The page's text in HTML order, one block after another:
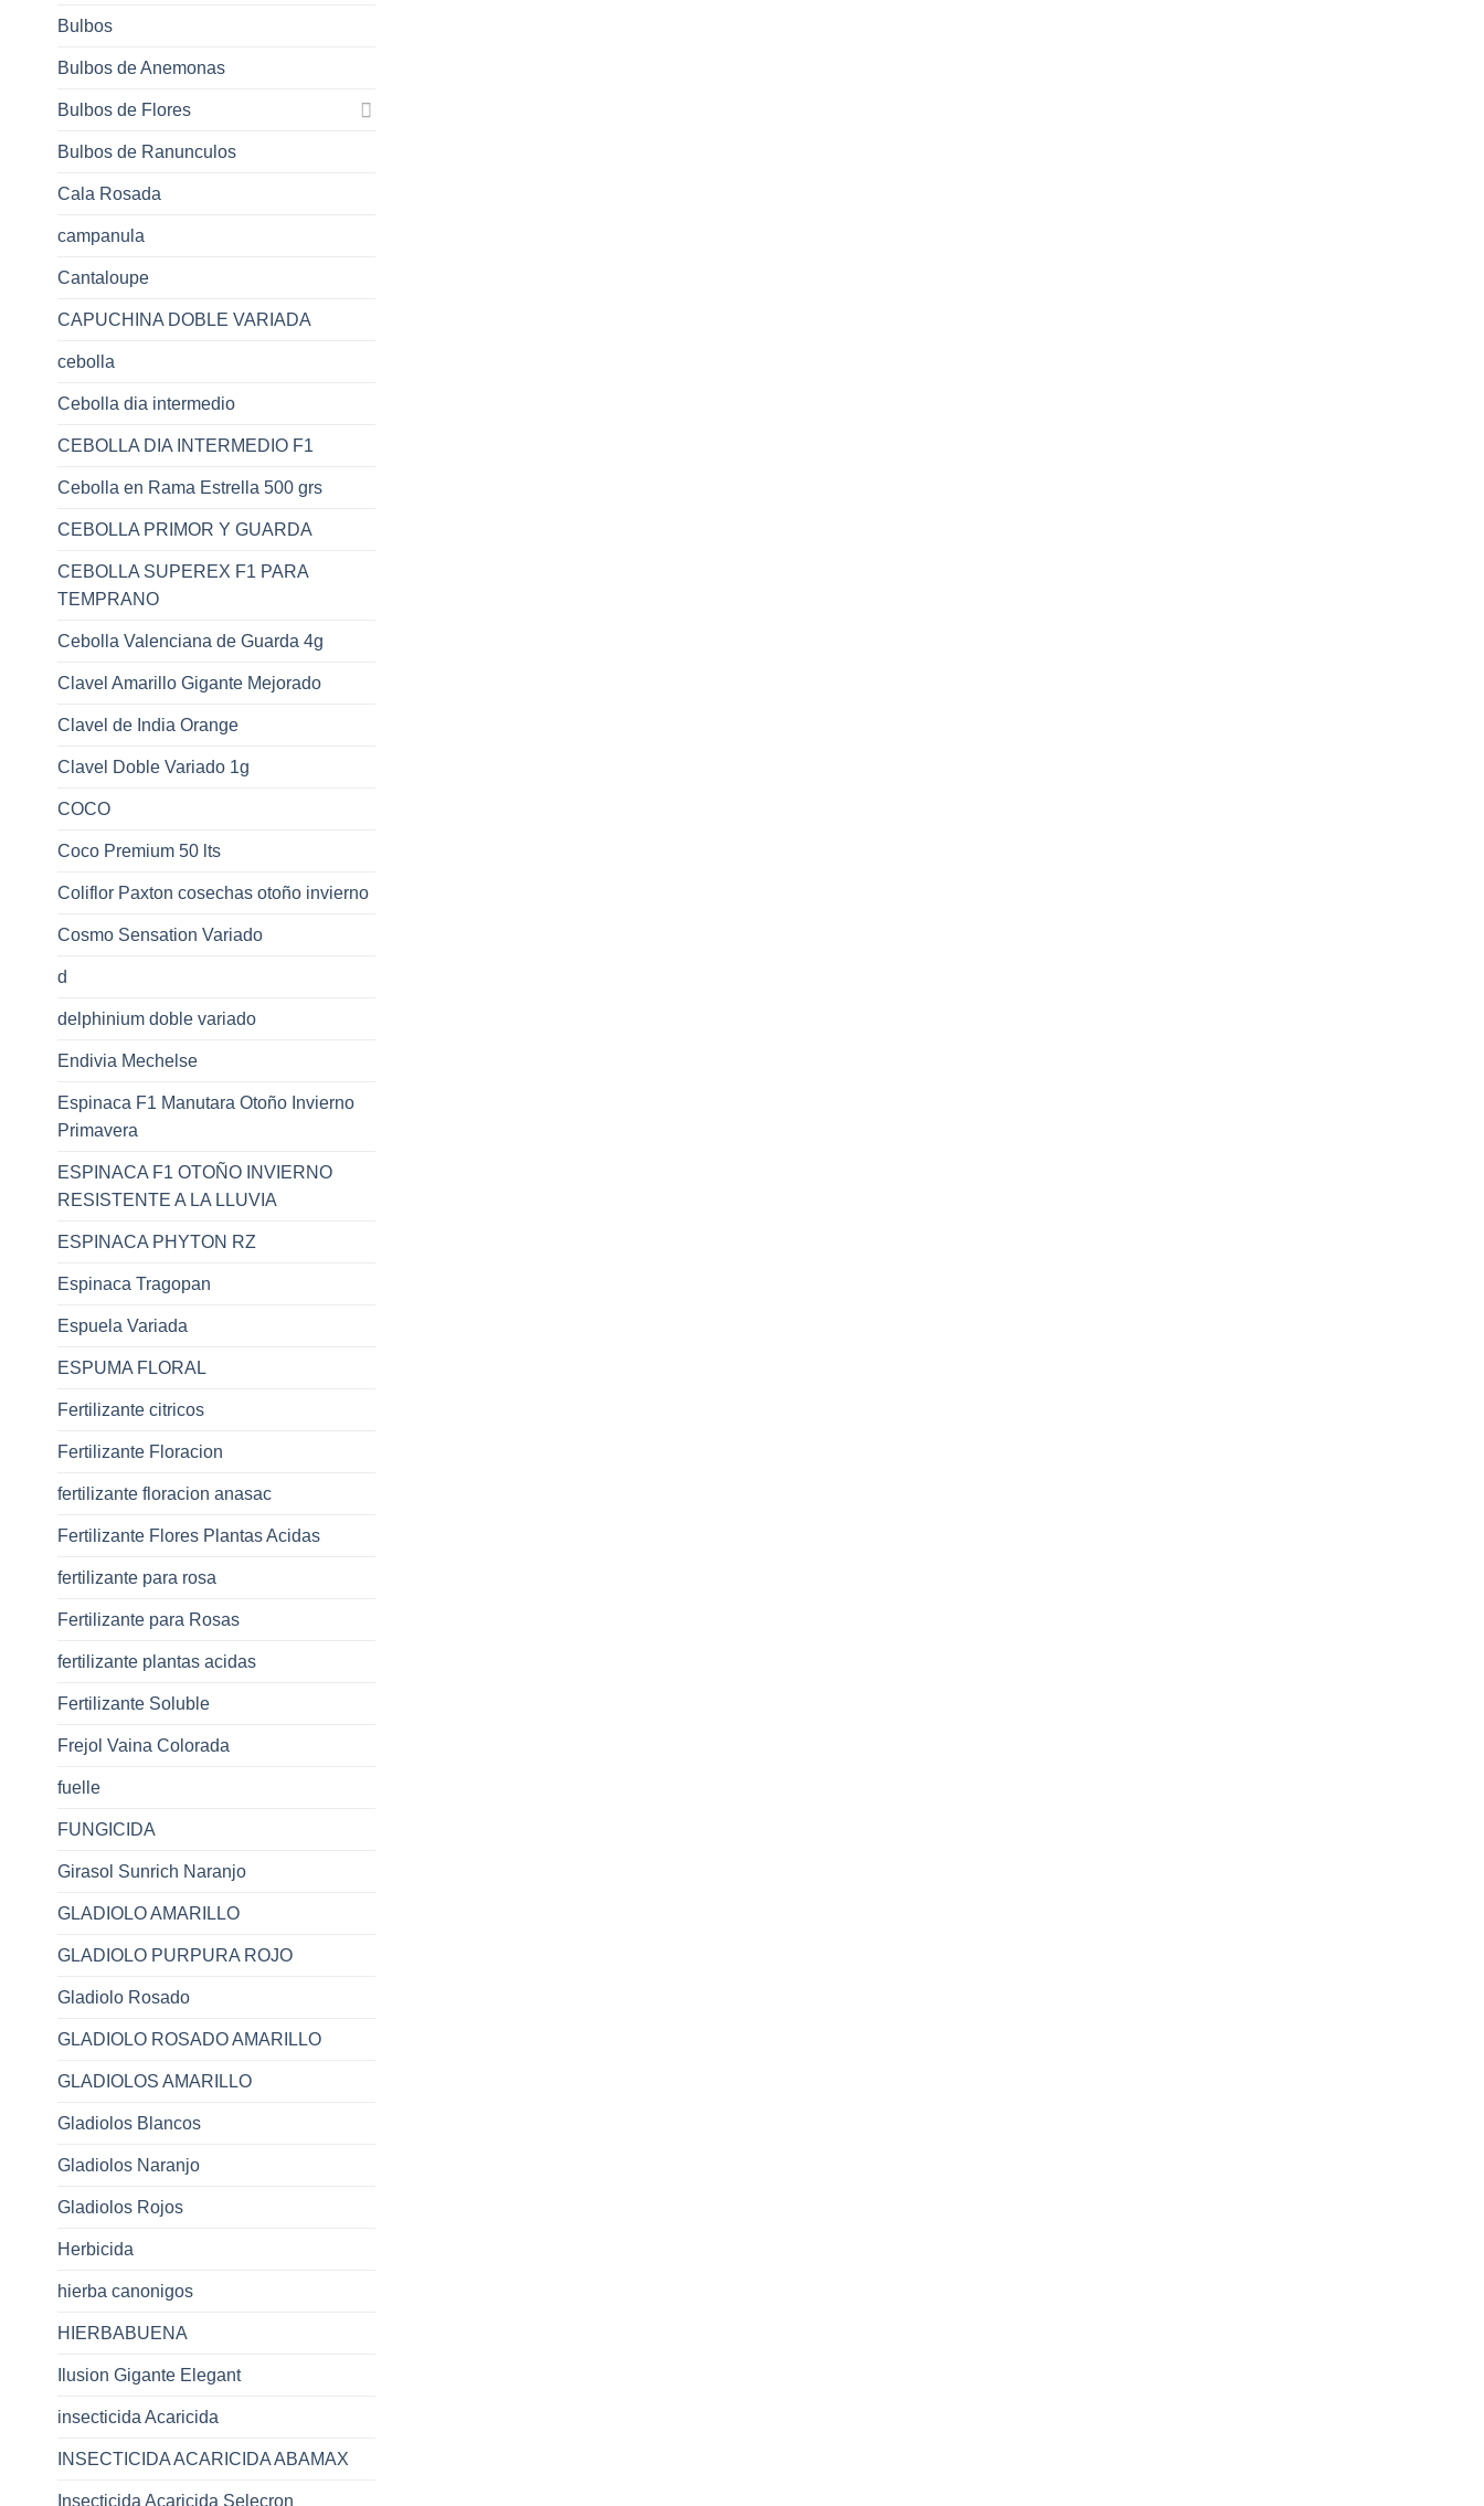
Bulbos
Bulbos de Anemonas
Bulbos de Flores
Bulbos de Ranunculos
Cala Rosada
campanula
Cantaloupe
CAPUCHINA DOBLE VARIADA
cebolla
Cebolla dia intermedio
CEBOLLA DIA INTERMEDIO F1
Cebolla en Rama Estrella 500 grs
CEBOLLA PRIMOR Y GUARDA
CEBOLLA SUPEREX F1 PARA
TEMPRANO
Cebolla Valenciana de Guarda 4g
Clavel Amarillo Gigante Mejorado
Clavel de India Orange
Clavel Doble Variado 1g
COCO
Coco Premium 50 lts
Coliflor Paxton cosechas otoño invierno
Cosmo Sensation Variado
d
delphinium doble variado
Endivia Mechelse
Espinaca F1 Manutara Otoño Invierno
Primavera
ESPINACA F1 OTOÑO INVIERNO
RESISTENTE A LA LLUVIA
ESPINACA PHYTON RZ
Espinaca Tragopan
Espuela Variada
ESPUMA FLORAL
Fertilizante citricos
Fertilizante Floracion
fertilizante floracion anasac
Fertilizante Flores Plantas Acidas
fertilizante para rosa
Fertilizante para Rosas
fertilizante plantas acidas
Fertilizante Soluble
Frejol Vaina Colorada
fuelle
FUNGICIDA
Girasol Sunrich Naranjo
GLADIOLO AMARILLO
GLADIOLO PURPURA ROJO
Gladiolo Rosado
GLADIOLO ROSADO AMARILLO
GLADIOLOS AMARILLO
Gladiolos Blancos
Gladiolos Naranjo
Gladiolos Rojos
Herbicida
hierba canonigos
HIERBABUENA
Ilusion Gigante Elegant
insecticida Acaricida
INSECTICIDA ACARICIDA ABAMAX
Insecticida Acaricida Selecron